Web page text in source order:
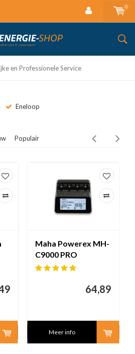
0
en Professionele Service
Eneloop
Populair
Maha Powerex MH-
C9000 PRO
Batterijlader /
64,89
Meer info